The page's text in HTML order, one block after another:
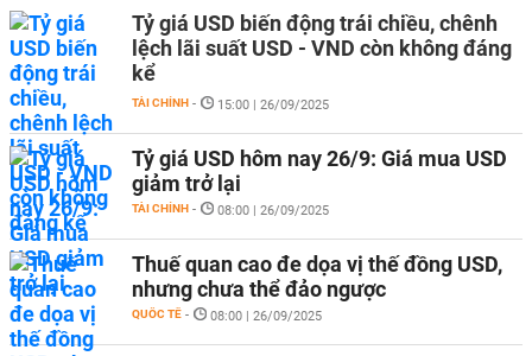
Tỷ giá USD biến động trái chiều, chênh
lệch lãi suất USD - VND còn không đáng
kể
TÀI CHÍNH - 15:00 | 26/09/2025
Tỷ giá USD hôm nay 26/9: Giá mua USD
giảm trở lại
TÀI CHÍNH - 08:00 | 26/09/2025
Thuế quan cao đe dọa vị thế đồng USD,
nhưng chưa thể đảo ngược
QUỐC TẾ - 08:00 | 26/09/2025